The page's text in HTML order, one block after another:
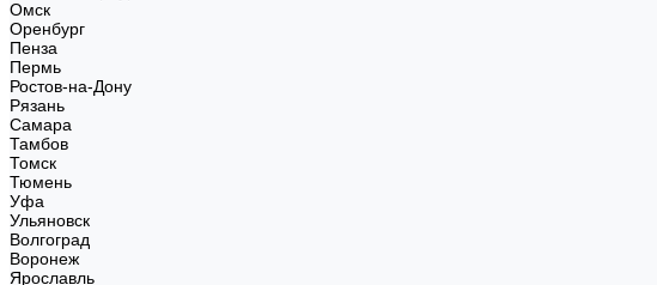
Омск
Оренбург
Пенза
Пермь
Ростов-на-Дону
Рязань
Самара
Тамбов
Томск
Тюмень
Уфа
Ульяновск
Волгоград
Воронеж
Ярославль